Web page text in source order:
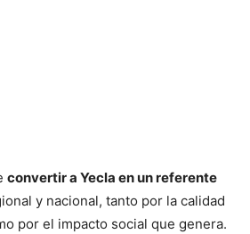
convertir a Yecla en un referente
y nacional, tanto por la calidad
por el impacto social que genera.